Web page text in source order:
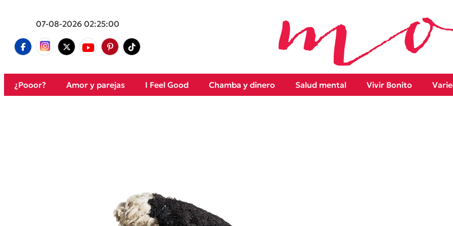
07-08-2026 02:25:00
¿Pooor? Amor y parejas I Feel Good Chamba y dinero Salud mental Vivir Bonito